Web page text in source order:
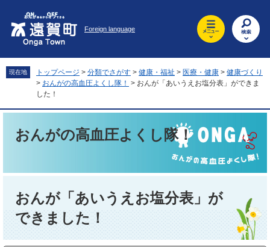
先
頭
。
を
飛
て
Foreign language
現在地 トップページ > 分類でさがす > 健康・福祉 > 医療・健康 > 健康づくり
> おんがの高血圧よくし隊！ > おんが「あいうえお塩分表」ができま
した！
おんがの高血圧よくし隊！
おんが「あいうえお塩分表」が
できました！